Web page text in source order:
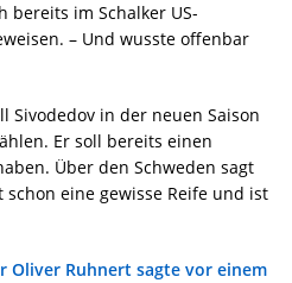
bereits im Schalker US-
– Und wusste offenbar
Sivodedov in der neuen Saison
Er soll bereits einen
Über den Schweden sagt
eine gewisse Reife und ist
Oliver Ruhnert sagte vor einem